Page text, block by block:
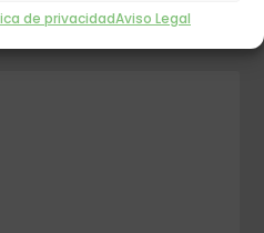
de privacidadAviso Legal